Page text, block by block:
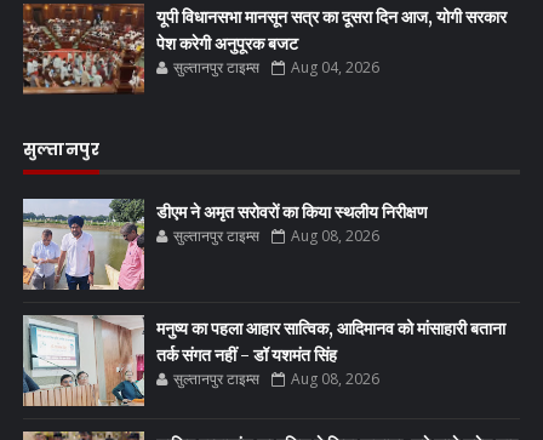
यूपी विधानसभा मानसून सत्र का दूसरा दिन आज, योगी सरकार
पेश करेगी अनुपूरक बजट
सुल्तानपुर टाइम्स Aug 04, 2026
सुल्तानपुर
डीएम ने अमृत सरोवरों का किया स्थलीय निरीक्षण
सुल्तानपुर टाइम्स Aug 08, 2026
मनुष्य का पहला आहार सात्विक, आदिमानव को मांसाहारी बताना
तर्क संगत नहीं - डॉ यशमंत सिंह
सुल्तानपुर टाइम्स Aug 08, 2026